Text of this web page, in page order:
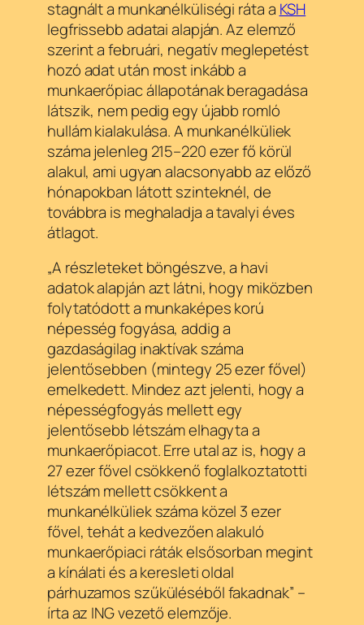
stagnált a munkanélküliségi ráta a KSH
legfrissebb adatai alapján. Az elemző
szerint a februári, negatív meglepetést
hozó adat után most inkább a
munkaerőpiac állapotának beragadása
látszik, nem pedig egy újabb romló
hullám kialakulása. A munkanélküliek
száma jelenleg 215–220 ezer fő körül
alakul, ami ugyan alacsonyabb az előző
hónapokban látott szinteknél, de
továbbra is meghaladja a tavalyi éves
átlagot.
„A részleteket böngészve, a havi
adatok alapján azt látni, hogy miközben
folytatódott a munkaképes korú
népesség fogyása, addig a
gazdaságilag inaktívak száma
jelentősebben (mintegy 25 ezer fővel)
emelkedett. Mindez azt jelenti, hogy a
népességfogyás mellett egy
jelentősebb létszám elhagyta a
munkaerőpiacot. Erre utal az is, hogy a
27 ezer fővel csökkenő foglalkoztatotti
létszám mellett csökkent a
munkanélküliek száma közel 3 ezer
fővel, tehát a kedvezően alakuló
munkaerőpiaci ráták elsősorban megint
a kínálati és a keresleti oldal
párhuzamos szűküléséből fakadnak” –
írta az ING vezető elemzője.